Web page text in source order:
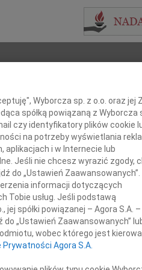
Imię i nazwisko lub numer
+ szukanie
INNE NEKROLOGI
05.08.2026Gdańsk
Nasze Koleżance Renacie
04.08.2026Gdańsk
Panu Piotrowi Widzowi
Zofia Mazurek
03.08.2026
Naszej Koleżance Beacie
31.07.2026
Droga Aniu, z głębokim
Wyborcza sp. z o.o. oraz jej
spółką powiązaną z Wyborcza
czy identyfikatory plików cookie
na potrzeby wyświetlania
i w Internecie lub
Jeśli nie chcesz wyrazić zgody,
do „Ustawień Zaawansowanych”.
informacji dotyczących
Tobie usług. Jeśli podstawą
spółki powiązanej – Agora S.A. –
„Ustawień Zaawansowanych”
wobec którego jest
Agora S.A.